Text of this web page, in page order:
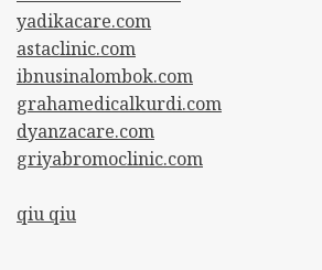
yadikacare.com
astaclinic.com
ibnusinalombok.com
grahamedicalkurdi.com
dyanzacare.com
griyabromoclinic.com
qiu qiu